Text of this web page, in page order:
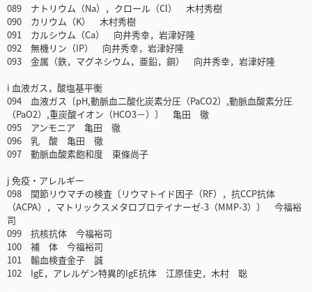
089 ナトリウム（Na），クロール（Cl） 木村秀樹
090 カリウム（K） 木村秀樹
091 カルシウム（Ca） 向井秀幸，岩津好隆
092 無機リン（IP） 向井秀幸，岩津好隆
093 金属（鉄，マグネシウム，亜鉛，銅） 向井秀幸，岩津好隆
i 血液ガス，酸塩基平衡
094 血液ガス〔pH,動脈血二酸化炭素分圧（PaCO2）,動脈血酸素分圧
（PaO2）,重炭酸イオン（HCO3－）〕 亀田 徹
095 アンモニア 亀田 徹
096 乳 酸 亀田 徹
097 動脈血酸素飽和度 東條尚子
j 免疫・アレルギー
098 関節リウマチの検査〔リウマトイド因子（RF），抗CCP抗体
（ACPA），マトリックスメタロプロテイナーゼ-3（MMP-3）〕 今福裕
司
099 抗核抗体 今福裕司
100 補 体 今福裕司
101 輸血検査金子 誠
102 IgE，アレルゲン特異的IgE抗体 江原佳史，木村 聡